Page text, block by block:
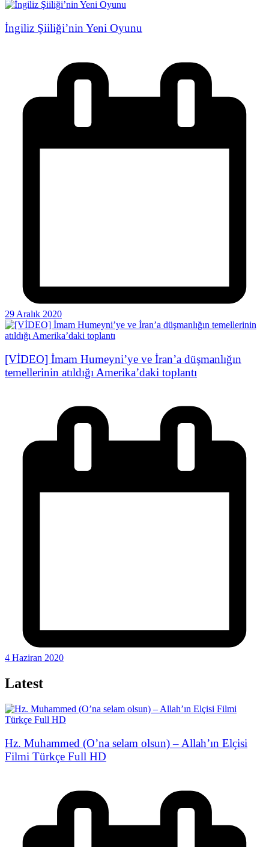
İngiliz Şiiliği’nin Yeni Oyunu
29 Aralık 2020
[VİDEO] İmam Humeyni’ye ve İran’a düşmanlığın
temellerinin atıldığı Amerika’daki toplantı
4 Haziran 2020
Latest
Hz. Muhammed (O’na selam olsun) – Allah’ın Elçisi
Filmi Türkçe Full HD